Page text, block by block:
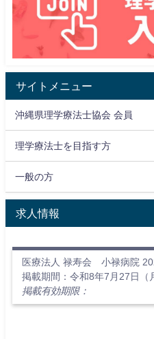
サイトメニュー
沖縄県理学療法士協会 会員
理学療法士を目指す方
一般の方
求人情報
医療法人 禄寿会 小禄病院
掲載期間：令和8年7月27日（
掲載有効期限：